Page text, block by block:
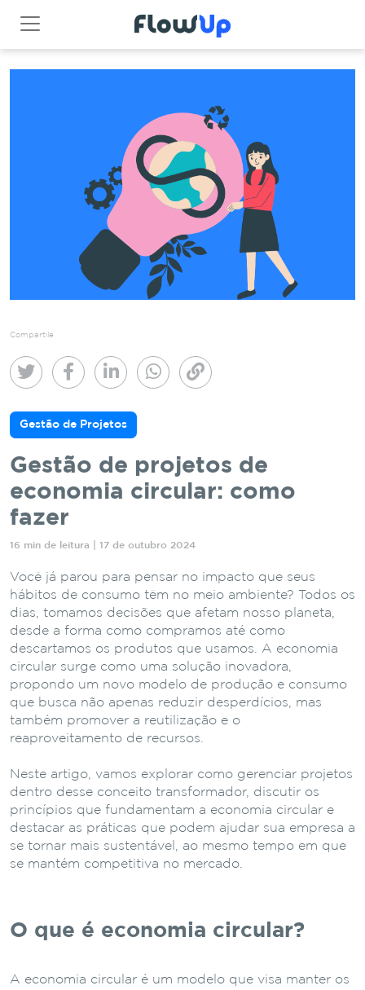
Compartile
Gestão de Projetos
Gestão de projetos de
economia circular: como
fazer
16 min de leitura | 17 de outubro 2024
Você já parou para pensar no impacto que seus
hábitos de consumo têm no meio ambiente? Todos os
dias, tomamos decisões que afetam nosso planeta,
desde a forma como compramos até como
descartamos os produtos que usamos. A economia
circular surge como uma solução inovadora,
propondo um novo modelo de produção e consumo
que busca não apenas reduzir desperdícios, mas
também promover a reutilização e o
reaproveitamento de recursos.
Neste artigo, vamos explorar como gerenciar projetos
dentro desse conceito transformador, discutir os
princípios que fundamentam a economia circular e
destacar as práticas que podem ajudar sua empresa a
se tornar mais sustentável, ao mesmo tempo em que
se mantém competitiva no mercado.
O que é economia circular?
A economia circular é um modelo que visa manter os